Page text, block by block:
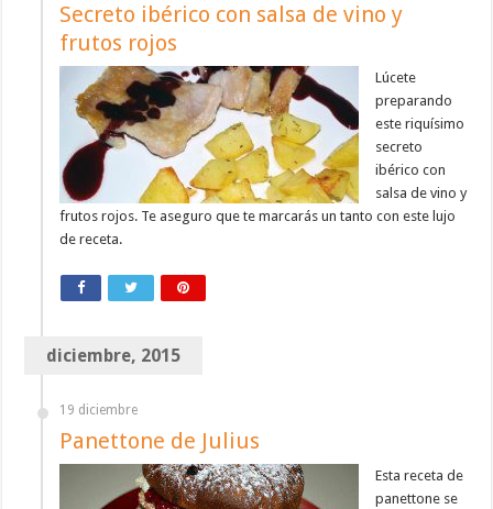
Secreto ibérico con salsa de vino y
frutos rojos
Lúcete
preparando
este riquísimo
secreto
ibérico con
salsa de vino y
frutos rojos. Te aseguro que te marcarás un tanto con este lujo
de receta.
diciembre, 2015
19 diciembre
Panettone de Julius
Esta receta de
panettone se